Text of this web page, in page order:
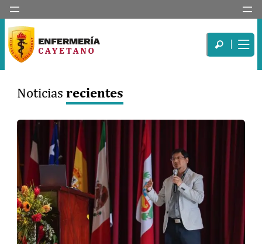
Noticiasrecientes